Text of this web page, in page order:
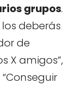
grupos.
deberás
de
X amigos”,
“Conseguir